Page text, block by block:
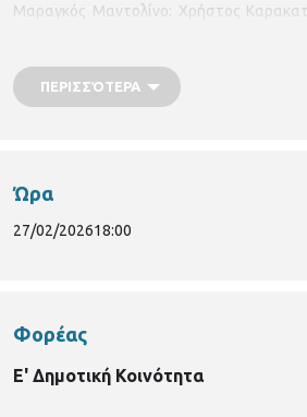
Μαραγκός Μαντολίνο: Χρήστος
Η εκδήλωση είναι ανοιχτή για το κοινό με
ΠΕΡΙΣΣΌΤΕΡΑ
Ώρα
27/02/202618:00
Φορέας
Ε' Δημοτική Κοινότητα